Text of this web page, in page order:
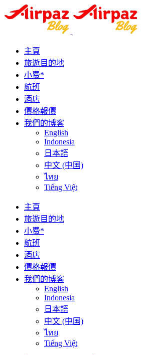
主頁
旅遊目的地
小费*
航班
酒店
價格報價
我們的博客
English
Indonesia
日本語
中文 (中国)
ไทย
Tiếng Việt
主頁
旅遊目的地
小费*
航班
酒店
價格報價
我們的博客
English
Indonesia
日本語
中文 (中国)
ไทย
Tiếng Việt